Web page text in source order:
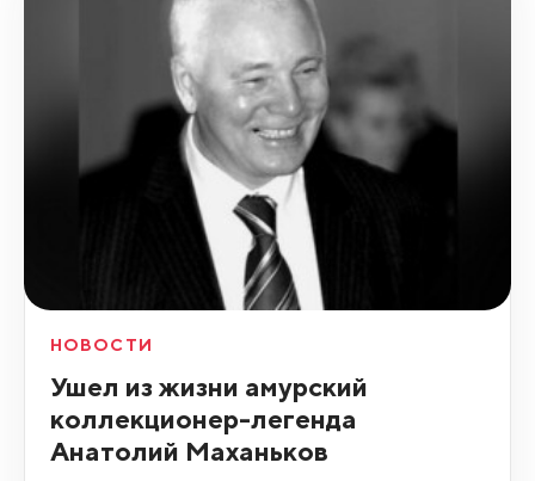
НОВОСТИ
Ушел из жизни амурский
коллекционер-легенда
Анатолий Маханьков